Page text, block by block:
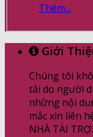
Thêm...
Giới
Chúng tôi
tải do người
những nội
mắc xin liên
NHÀ TÀI